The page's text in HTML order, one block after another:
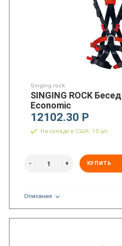
Singing rock
SINGING ROCK
Economic
12102.30 Р
На складе в США: 10 шт.
КУПИТЬ
Описание